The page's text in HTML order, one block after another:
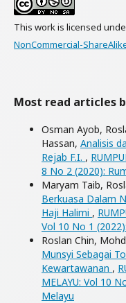
This work is licensed
NonCommercial-
Most read articles
Osman Ayob,
Hassan, Analisis
Rejab F.I. ,
8 No 2 (2020):
Maryam Taib,
Berkuasa Dalam
Haji Halimi ,
Vol 10 No 1
Roslan Chin,
Munsyi Sebagai
Kewartawanan ,
MELAYU: Vol 10
Melayu